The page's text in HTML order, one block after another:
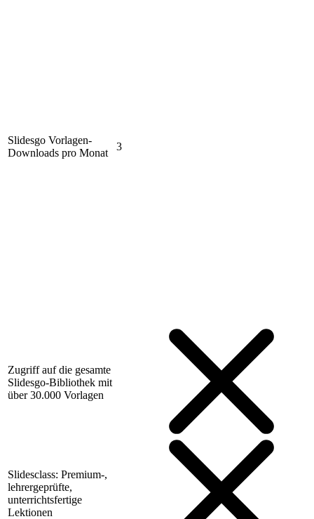
Slidesgo Vorlagen-
Downloads pro Monat
3
Zugriff auf die gesamte
Slidesgo-Bibliothek mit
über 30.000 Vorlagen
Slidesclass: Premium-,
lehrergeprüfte,
unterrichtsfertige
Lektionen